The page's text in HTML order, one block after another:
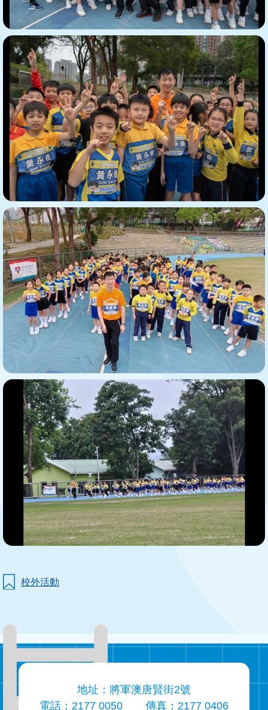
校外活動
地址：將軍澳唐賢街2號
電話：2177 0050
傳真：2177 0406